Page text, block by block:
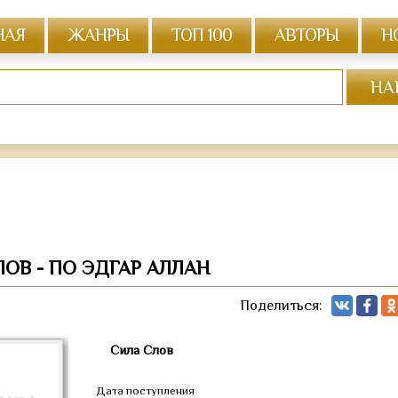
ЖАНРЫ ТОП 100 АВТОРЫ
- ПО ЭДГАР АЛЛАН
Поделиться:
Сила Слов
Дата поступления